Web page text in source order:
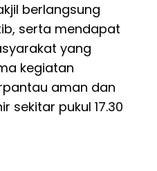
berlangsung
serta mendapat
yang
kegiatan
aman dan
sekitar pukul 17.30